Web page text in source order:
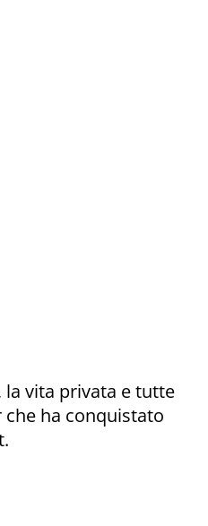
la vita privata e tutte
ha conquistato